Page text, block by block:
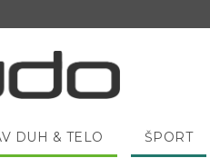
DUH & TELO ŠPORT